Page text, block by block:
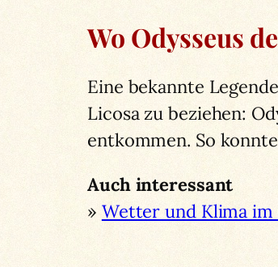
Wo Odysseus
Eine bekannte
Licosa zu beziehen:
entkommen. So
Auch interessant
» Wetter und Klima im